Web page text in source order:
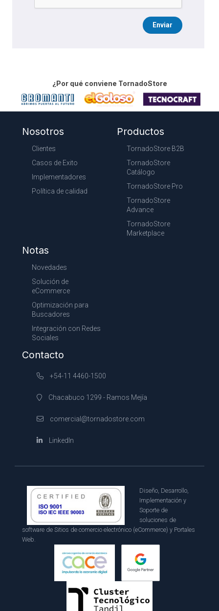
Enviar
¿Por qué conviene TornadoStore
Nosotros
Clientes
Casos de Exito
Implementadores
Política de calidad
Productos
TornadoStore B2B
TornadoStore
Catálogo
TornadoStore Pro
TornadoStore
Advance
TornadoStore
Marketplace
Notas
Novedades
Solución de
eCommerce
Optimización para
Buscadores
Integración con Redes
Sociales
Contacto
+54-11 4460-1500
Chacabuco 1299 - Ramos Mejía
comercial@tornadostore.com
LinkedIn
Diseño, Desarrollo,
Implementación y
Soporte de
soluciones de
software de Sitios de comercio electrónico (eCommerce) y Portales
Web.